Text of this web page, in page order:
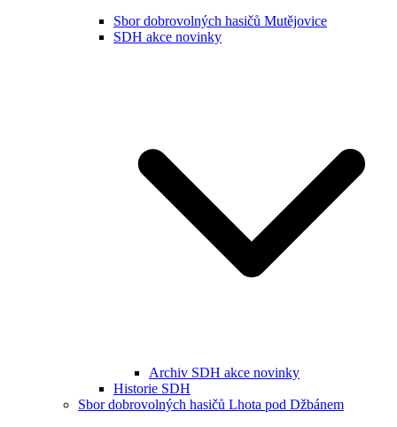
Sbor dobrovolných hasičů Mutějovice
SDH akce novinky
Archiv SDH akce novinky
Historie SDH
Sbor dobrovolných hasičů Lhota pod Džbánem